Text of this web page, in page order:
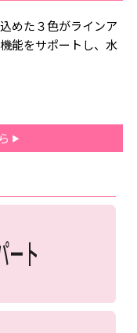
めた３色がラインア
能をサポートし、水